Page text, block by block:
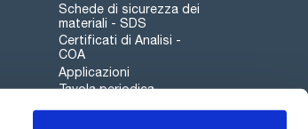
Schede di sicurezza dei
materiali - SDS
Certificati di Analisi -
COA
Applicazioni
Tavola periodica